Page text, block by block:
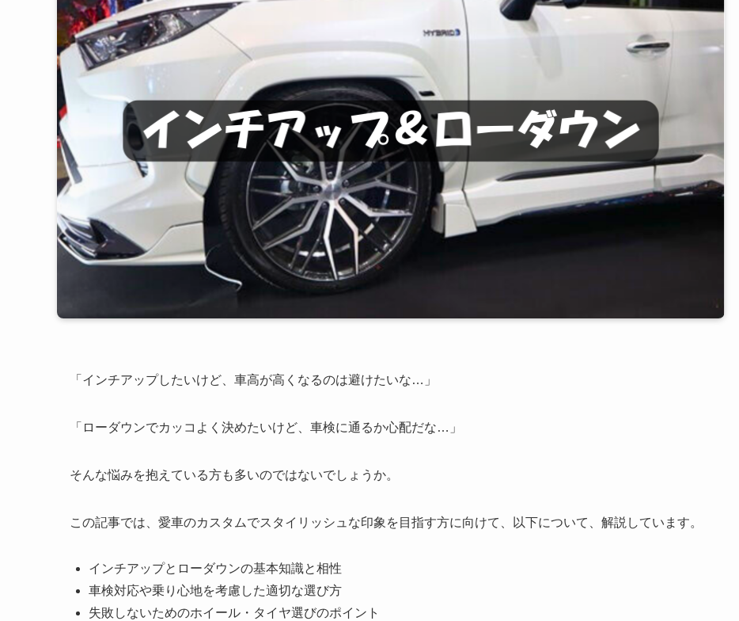
「インチアップしたいけど、車高が高くなるのは避けたいな…」
「ローダウンでカッコよく決めたいけど、車検に通るか心配だな…」
そんな悩みを抱えている方も多いのではないでしょうか。
この記事では、愛車のカスタムでスタイリッシュな印象を目指す方に向けて、以下について、解説しています。
インチアップとローダウンの基本知識と相性
車検対応や乗り心地を考慮した適切な選び方
失敗しないためのホイール・タイヤ選びのポイント